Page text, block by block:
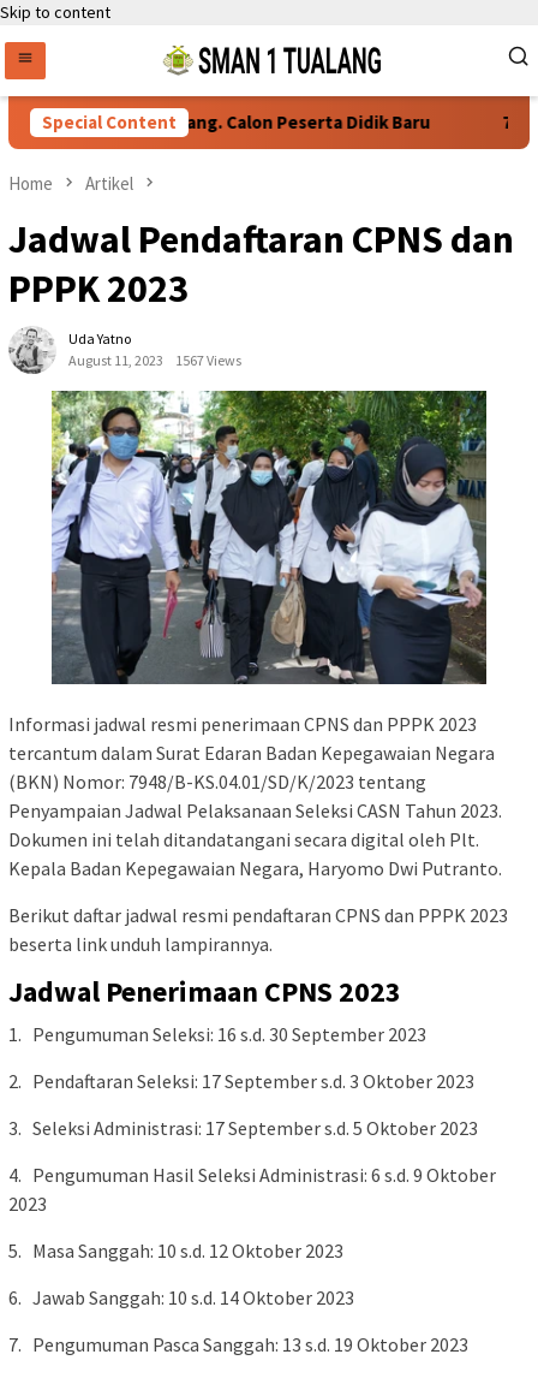
Skip to content
Special Content
Daftar Ulang. Calon Peserta Didik Baru 76
Home Artikel
Jadwal Pendaftaran CPNS dan
PPPK 2023
Uda Yatno
August 11, 2023
1567 Views
Informasi jadwal resmi penerimaan CPNS dan PPPK 2023
tercantum dalam Surat Edaran Badan Kepegawaian Negara
(BKN) Nomor: 7948/B-KS.04.01/SD/K/2023 tentang
Penyampaian Jadwal Pelaksanaan Seleksi CASN Tahun 2023.
Dokumen ini telah ditandatangani secara digital oleh Plt.
Kepala Badan Kepegawaian Negara, Haryomo Dwi Putranto.
Berikut daftar jadwal resmi pendaftaran CPNS dan PPPK 2023
beserta link unduh lampirannya.
Jadwal Penerimaan CPNS 2023
1. Pengumuman Seleksi: 16 s.d. 30 September 2023
2. Pendaftaran Seleksi: 17 September s.d. 3 Oktober 2023
3. Seleksi Administrasi: 17 September s.d. 5 Oktober 2023
4. Pengumuman Hasil Seleksi Administrasi: 6 s.d. 9 Oktober
2023
5. Masa Sanggah: 10 s.d. 12 Oktober 2023
6. Jawab Sanggah: 10 s.d. 14 Oktober 2023
7. Pengumuman Pasca Sanggah: 13 s.d. 19 Oktober 2023